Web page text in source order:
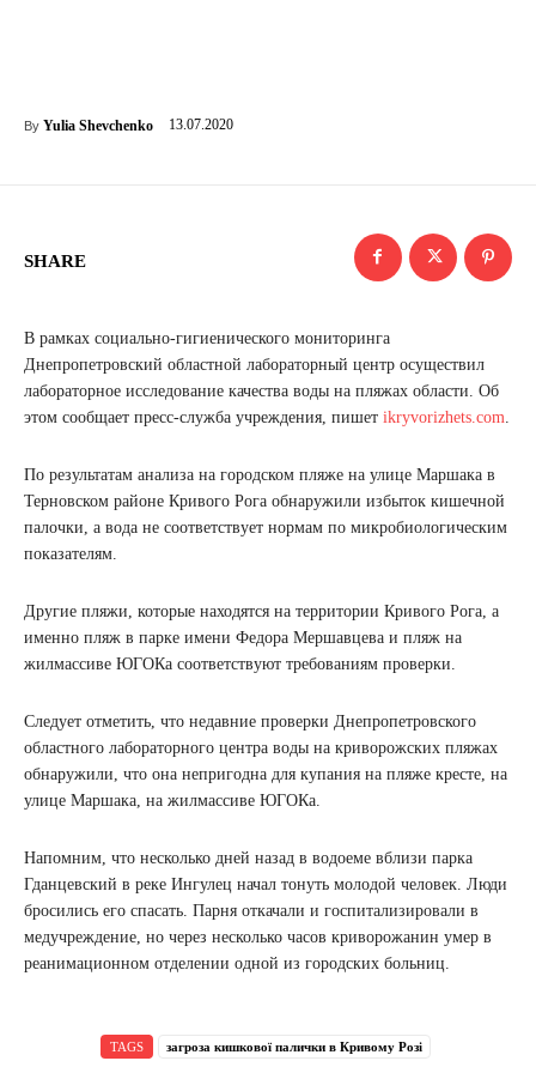
By Yulia Shevchenko 13.07.2020
SHARE
В рамках социально-гигиенического мониторинга
Днепропетровский областной лабораторный центр осуществил
лабораторное исследование качества воды на пляжах области. Об
этом сообщает пресс-служба учреждения, пишет ikryvorizhets.com
По результатам анализа на городском пляже на улице Маршака в
Терновском районе Кривого Рога обнаружили избыток кишечной
палочки, а вода не соответствует нормам по микробиологическим
показателям.
Другие пляжи, которые находятся на территории Кривого Рога, а
именно пляж в парке имени Федора Мершавцева и пляж на
жилмассиве ЮГОКа соответствуют требованиям проверки.
Следует отметить, что недавние проверки Днепропетровского
областного лабораторного центра воды на криворожских пляжах
обнаружили, что она непригодна для купания на пляже кресте, на
улице Маршака, на жилмассиве ЮГОКа.
Напомним, что несколько дней назад в водоеме вблизи парка
Гданцевский в реке Ингулец начал тонуть молодой человек. Люди
бросились его спасать. Парня откачали и госпитализировали в
медучреждение, но через несколько часов криворожанин умер в
реанимационном отделении одной из городских больниц.
TAGS загроза кишкової палички в Кривому Розі